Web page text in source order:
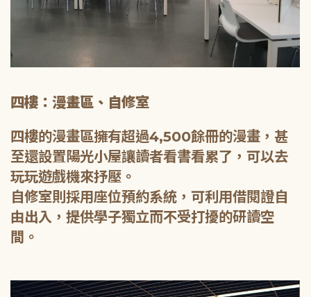
四樓：漫畫區、自修室
四樓的漫畫區擁有超過4,500餘冊的漫畫，甚
至還設置陽光小屋讓讀者看書看累了，可以去
玩玩遊戲機來抒壓。
自修室則採用座位預約系統，可利用借閱證自
由出入，提供學子獨立而不受打擾的研讀空
間。